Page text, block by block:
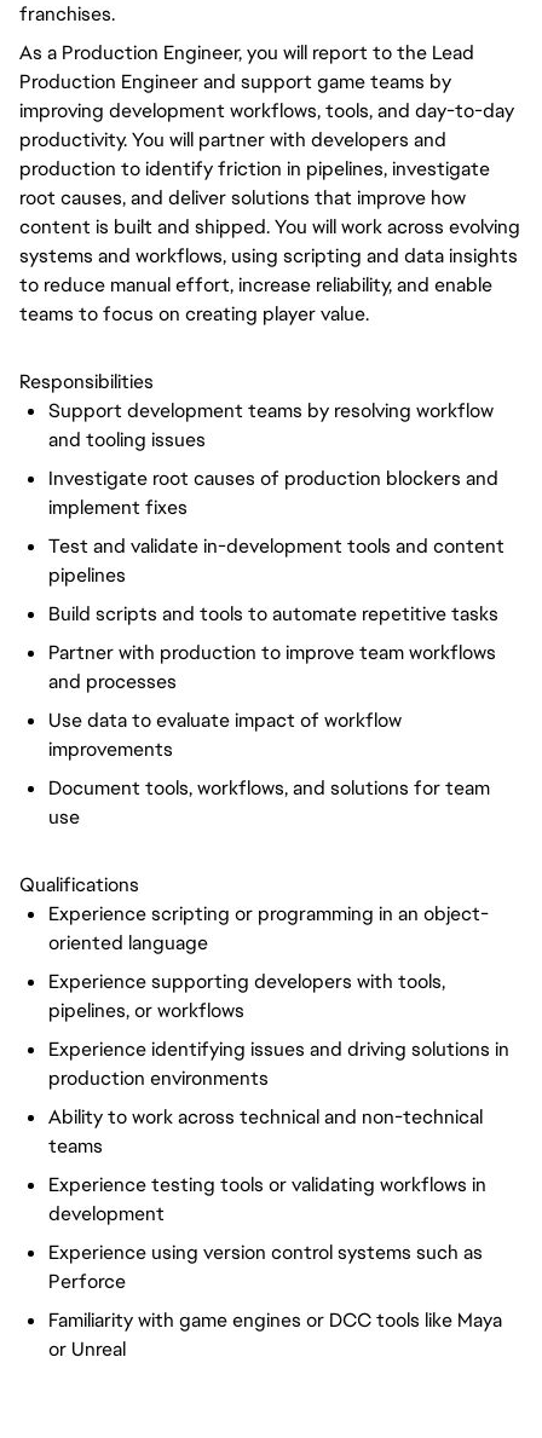
franchises.
As a Production Engineer, you will report to the Lead
Production Engineer and support game teams by
improving development workflows, tools, and day-to-day
productivity. You will partner with developers and
production to identify friction in pipelines, investigate
root causes, and deliver solutions that improve how
content is built and shipped. You will work across evolving
systems and workflows, using scripting and data insights
to reduce manual effort, increase reliability, and enable
teams to focus on creating player value.
Responsibilities
Support development teams by resolving workflow
and tooling issues
Investigate root causes of production blockers and
implement fixes
Test and validate in-development tools and content
pipelines
Build scripts and tools to automate repetitive tasks
Partner with production to improve team workflows
and processes
Use data to evaluate impact of workflow
improvements
Document tools, workflows, and solutions for team
use
Qualifications
Experience scripting or programming in an object-
oriented language
Experience supporting developers with tools,
pipelines, or workflows
Experience identifying issues and driving solutions in
production environments
Ability to work across technical and non-technical
teams
Experience testing tools or validating workflows in
development
Experience using version control systems such as
Perforce
Familiarity with game engines or DCC tools like Maya
or Unreal